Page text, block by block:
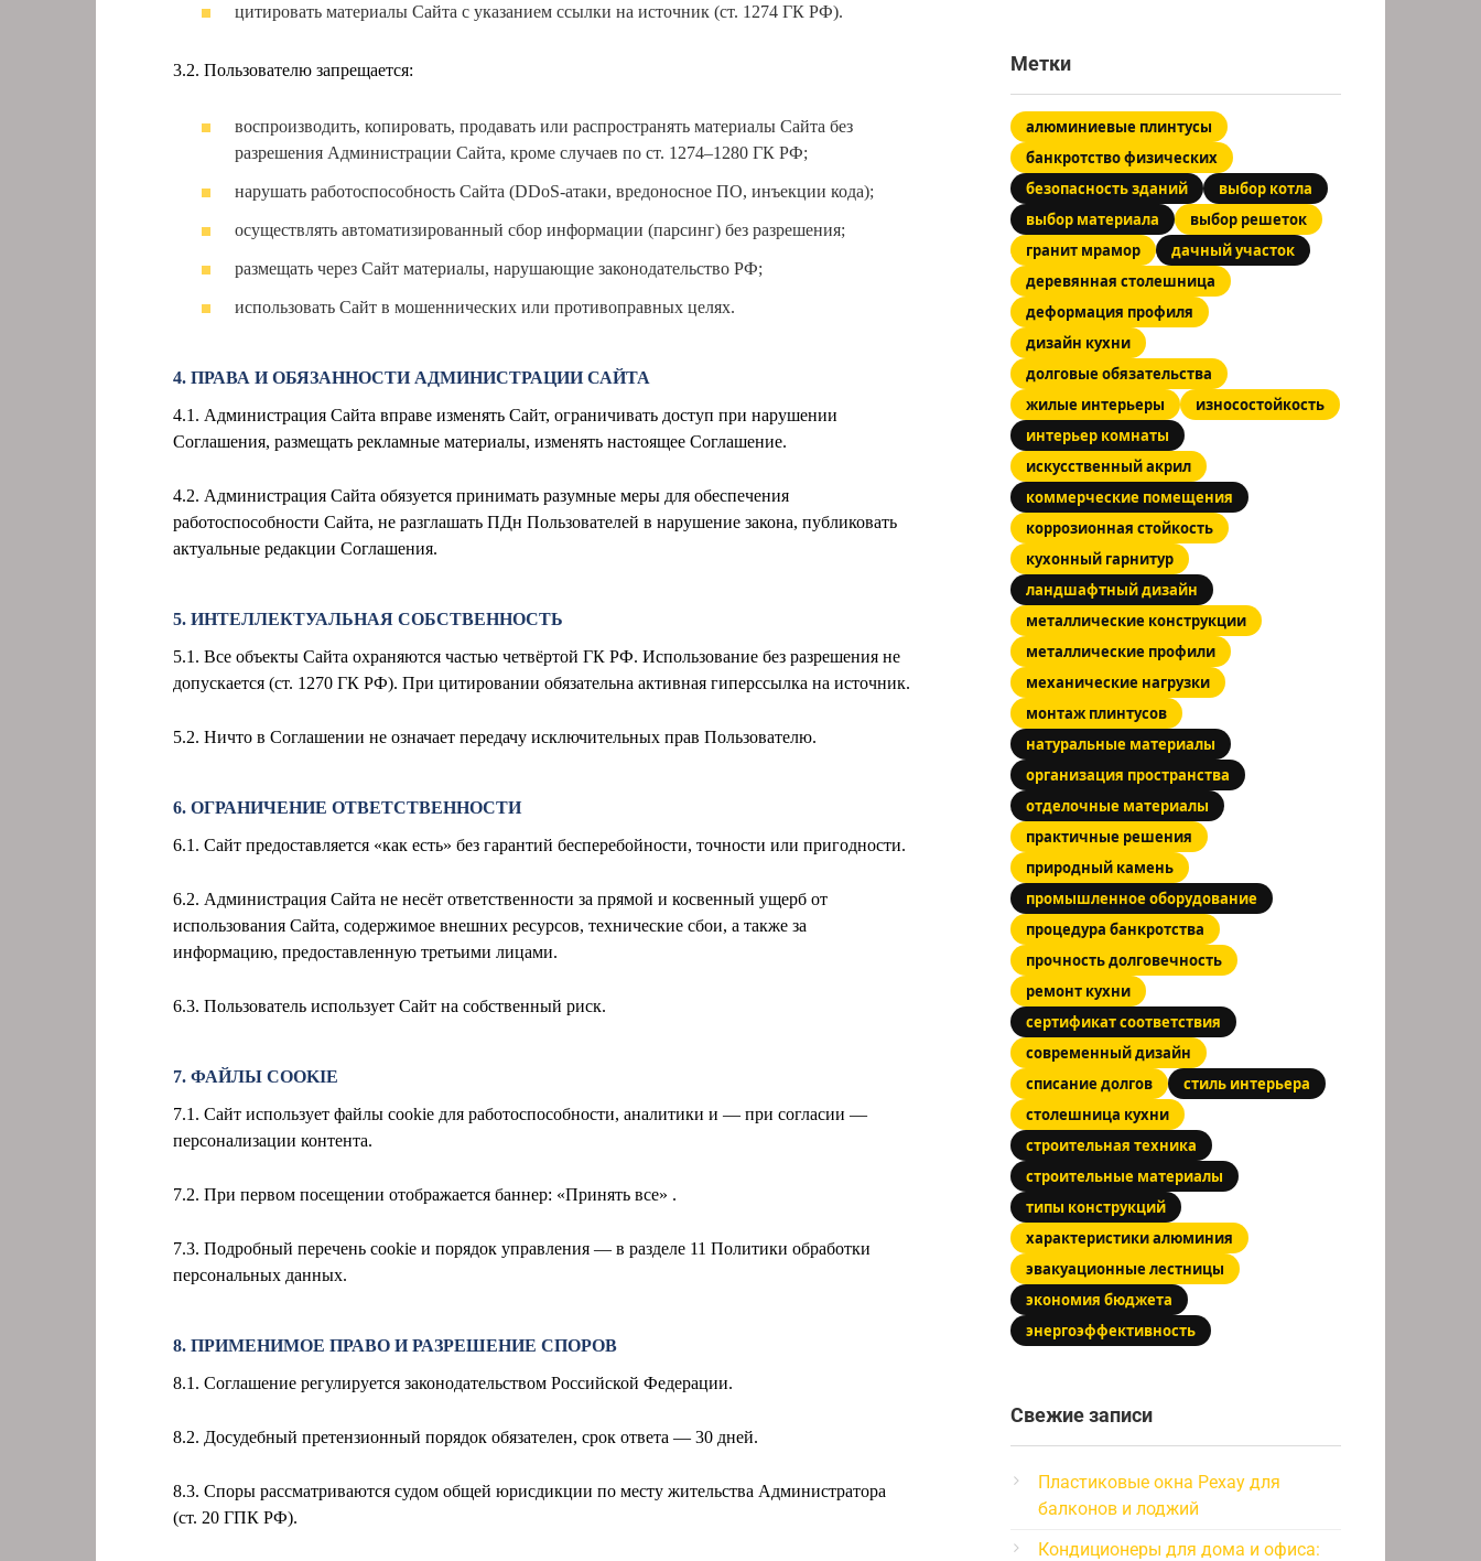
цитировать материалы Сайта с указанием ссылки на источник (ст. 1274 ГК РФ).
3.2. Пользователю запрещается:
воспроизводить, копировать, продавать или распространять материалы Сайта без
разрешения Администрации Сайта, кроме случаев по ст. 1274–1280 ГК РФ;
нарушать работоспособность Сайта (DDoS-атаки, вредоносное ПО, инъекции кода);
осуществлять автоматизированный сбор информации (парсинг) без разрешения;
размещать через Сайт материалы, нарушающие законодательство РФ;
использовать Сайт в мошеннических или противоправных целях.
4. ПРАВА И ОБЯЗАННОСТИ АДМИНИСТРАЦИИ САЙТА
4.1. Администрация Сайта вправе изменять Сайт, ограничивать доступ при нарушении
Соглашения, размещать рекламные материалы, изменять настоящее Соглашение.
4.2. Администрация Сайта обязуется принимать разумные меры для обеспечения
работоспособности Сайта, не разглашать ПДн Пользователей в нарушение закона, публиковать
актуальные редакции Соглашения.
5. ИНТЕЛЛЕКТУАЛЬНАЯ СОБСТВЕННОСТЬ
5.1. Все объекты Сайта охраняются частью четвёртой ГК РФ. Использование без разрешения не
допускается (ст. 1270 ГК РФ). При цитировании обязательна активная гиперссылка на источник.
5.2. Ничто в Соглашении не означает передачу исключительных прав Пользователю.
6. ОГРАНИЧЕНИЕ ОТВЕТСТВЕННОСТИ
6.1. Сайт предоставляется «как есть» без гарантий бесперебойности, точности или пригодности.
6.2. Администрация Сайта не несёт ответственности за прямой и косвенный ущерб от
использования Сайта, содержимое внешних ресурсов, технические сбои, а также за
информацию, предоставленную третьими лицами.
6.3. Пользователь использует Сайт на собственный риск.
7. ФАЙЛЫ COOKIE
7.1. Сайт использует файлы cookie для работоспособности, аналитики и — при согласии —
персонализации контента.
7.2. При первом посещении отображается баннер: «Принять все» .
7.3. Подробный перечень cookie и порядок управления — в разделе 11 Политики обработки
персональных данных.
8. ПРИМЕНИМОЕ ПРАВО И РАЗРЕШЕНИЕ СПОРОВ
8.1. Соглашение регулируется законодательством Российской Федерации.
8.2. Досудебный претензионный порядок обязателен, срок ответа — 30 дней.
8.3. Споры рассматриваются судом общей юрисдикции по месту жительства Администратора
(ст. 20 ГПК РФ).
Метки
алюминиевые плинтусы
банкротство физических
безопасность зданий
выбор котла
выбор материала
выбор решеток
гранит мрамор
дачный участок
деревянная столешница
деформация профиля
дизайн кухни
долговые обязательства
жилые интерьеры
износостойкость
интерьер комнаты
искусственный акрил
коммерческие помещения
коррозионная стойкость
кухонный гарнитур
ландшафтный дизайн
металлические конструкции
металлические профили
механические нагрузки
монтаж плинтусов
натуральные материалы
организация пространства
отделочные материалы
практичные решения
природный камень
промышленное оборудование
процедура банкротства
прочность долговечность
ремонт кухни
сертификат соответствия
современный дизайн
списание долгов
стиль интерьера
столешница кухни
строительная техника
строительные материалы
типы конструкций
характеристики алюминия
эвакуационные лестницы
экономия бюджета
энергоэффективность
Свежие записи
Пластиковые окна Рехау для
балконов и лоджий
Кондиционеры для дома и офиса: